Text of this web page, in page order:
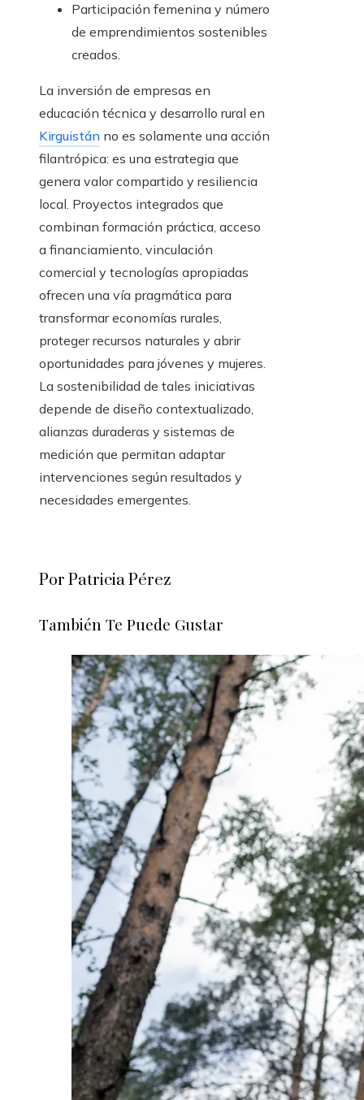
Participación femenina y número
de emprendimientos sostenibles
creados.
La inversión de empresas en
educación técnica y desarrollo rural en
Kirguistán no es solamente una acción
filantrópica: es una estrategia que
genera valor compartido y resiliencia
local. Proyectos integrados que
combinan formación práctica, acceso
a financiamiento, vinculación
comercial y tecnologías apropiadas
ofrecen una vía pragmática para
transformar economías rurales,
proteger recursos naturales y abrir
oportunidades para jóvenes y mujeres.
La sostenibilidad de tales iniciativas
depende de diseño contextualizado,
alianzas duraderas y sistemas de
medición que permitan adaptar
intervenciones según resultados y
necesidades emergentes.
Por Patricia Pérez
También Te Puede Gustar